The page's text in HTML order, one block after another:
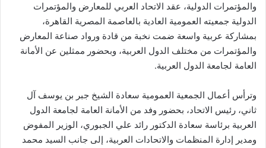
والمؤتمرات الدولية، عقد الاتحاد العربي للمعارض والمؤتمرات
الدولية جمعيته العمومية العادية بالعاصمة المصرية القاهرة،
بمشاركة عربية واسعة ضمت نخبة من قادة ورواد صناعة المعارض
والمؤتمرات من مختلف الدول العربية، وبحضور ممثلين عن الأمانة
العامة لجامعة الدول العربية.
وترأس أعمال الجمعية العمومية سعادة الشيخ جبر بن يوسف آل
ثاني، رئيس الاتحاد، بحضور وفد من الأمانة العامة لجامعة الدول
العربية برئاسة سعادة الدكتور رائد علي الجبوري، الوزير المفوض
ومدير إدارة المنظمات والاتحادات العربية، إلى جانب السيد محمد